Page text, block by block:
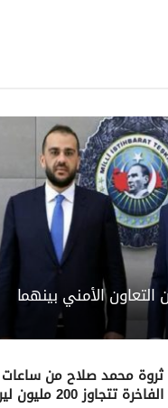
التعاون الأمني بينهما
ثروة محمد صلاح من ساعات
الفاخرة تتجاوز 200 مليون ليرة